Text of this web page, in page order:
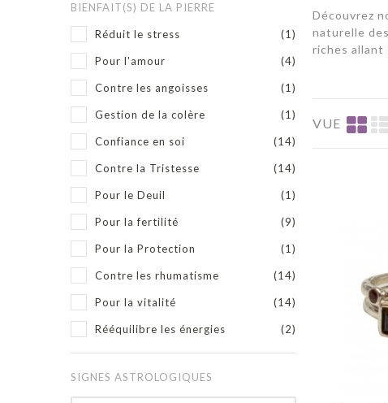
BIENFAIT(S) DE LA PIERRE
Réduit le stress (1)
Pour l'amour (4)
Contre les angoisses (1)
Gestion de la colère (1)
Confiance en soi (14)
Contre la Tristesse (14)
Pour le Deuil (1)
Pour la fertilité (9)
Pour la Protection (1)
Contre les rhumatisme (14)
Pour la vitalité (14)
Rééquilibre les énergies (2)
SIGNES ASTROLOGIQUES
Découvrez
naturelle
riches allant
VUE